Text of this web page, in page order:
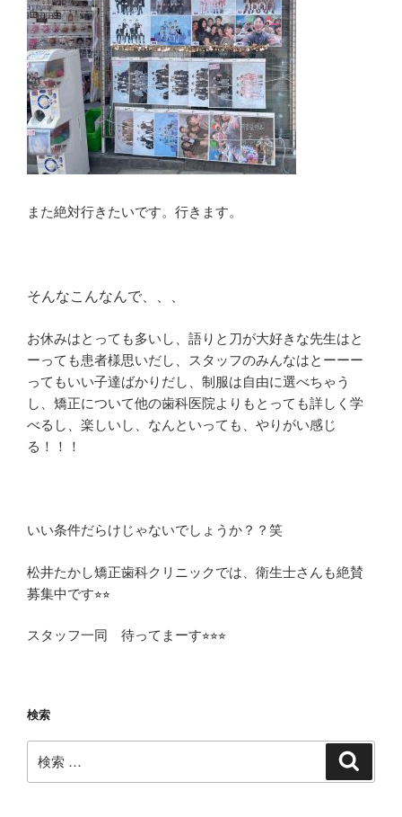
また絶対行きたいです。行きます。
そんなこんなんで、、、
お休みはとっても多いし、語りと刀が大好きな先生はと
ーっても患者様思いだし、スタッフのみんなはとーーー
ってもいい子達ばかりだし、制服は自由に選べちゃう
し、矯正について他の歯科医院よりもとっても詳しく学
べるし、楽しいし、なんといっても、やりがい感じ
る！！！
いい条件だらけじゃないでしょうか？？笑
松井たかし矯正歯科クリニックでは、衛生士さんも絶賛
募集中です⭐︎⭐︎
スタッフ一同 待ってまーす⭐︎⭐︎⭐︎
検索
索: